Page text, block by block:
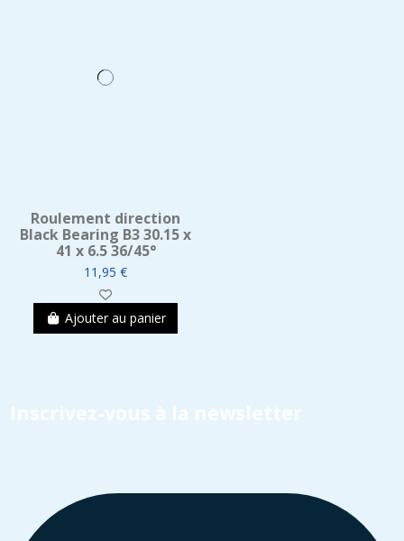
Roulement direction
Black Bearing B3 30.15 x
41 x 6.5 36/45°
11,95 €
Ajouter au panier
Inscrivez-vous à la newsletter